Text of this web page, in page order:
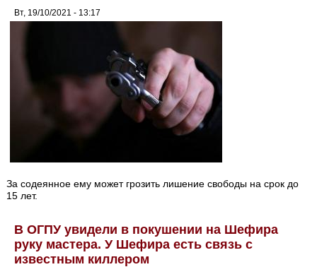
Вт, 19/10/2021 - 13:17
За содеянное ему может грозить лишение свободы на срок до
15 лет.
В ОГПУ увидели в покушении на Шефира
руку мастера. У Шефира есть связь с
известным киллером